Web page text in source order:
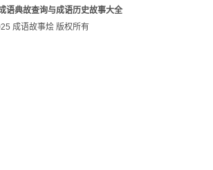
语典故查询与成语历史故事大全
成语故事烩 版权所有